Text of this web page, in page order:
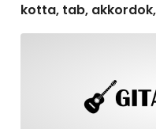
kotta, tab,